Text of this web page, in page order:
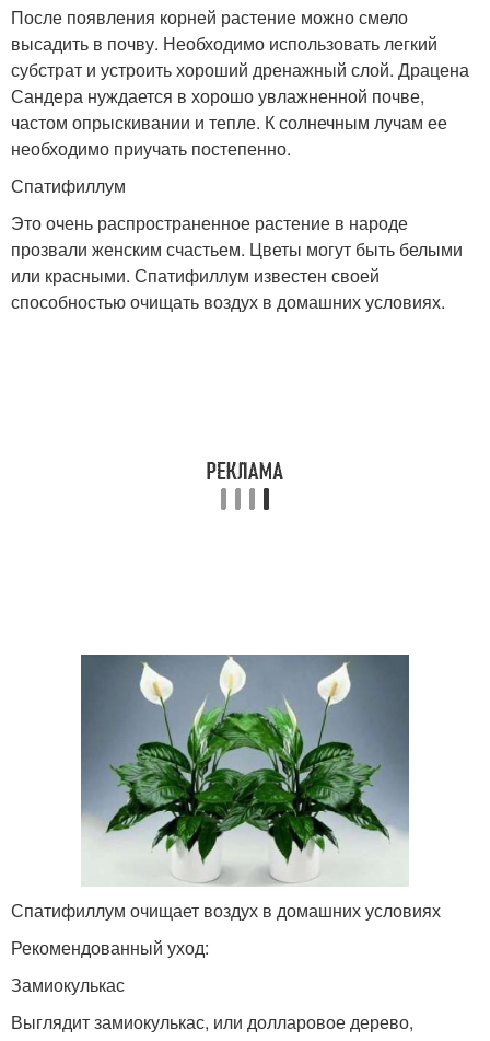
После появления корней растение можно смело
высадить в почву. Необходимо использовать легкий
субстрат и устроить хороший дренажный слой. Драцена
Сандера нуждается в хорошо увлажненной почве,
частом опрыскивании и тепле. К солнечным лучам ее
необходимо приучать постепенно.
Спатифиллум
Это очень распространенное растение в народе
прозвали женским счастьем. Цветы могут быть белыми
или красными. Спатифиллум известен своей
способностью очищать воздух в домашних условиях.
Спатифиллум очищает воздух в домашних условиях
Рекомендованный уход:
Замиокулькас
Выглядит замиокулькас, или долларовое дерево,